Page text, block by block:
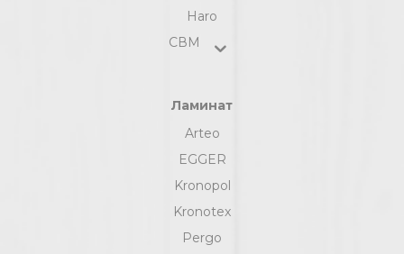
Haro
СВМ
Ламинат
Arteo
EGGER
Kronopol
Kronotex
Pergo